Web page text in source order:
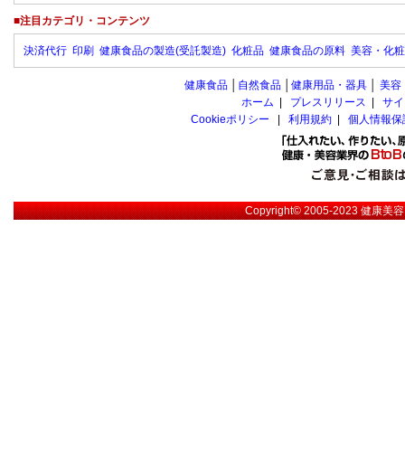
■注目カテゴリ・コンテンツ
決済代行 印刷 健康食品の製造(受託製造) 化粧品 健康食品の原料 美容・化
健康食品 自然食品 健康用品・器具 美容
ホーム
プレスリリース
サ
Cookieポリシー
利用規約 個人情報
Copyright© 2005-2023健康美